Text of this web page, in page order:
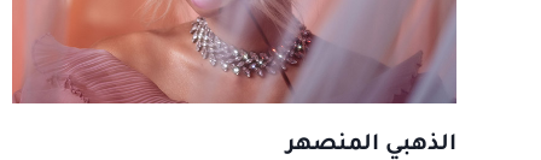
الذهبي المنصهر